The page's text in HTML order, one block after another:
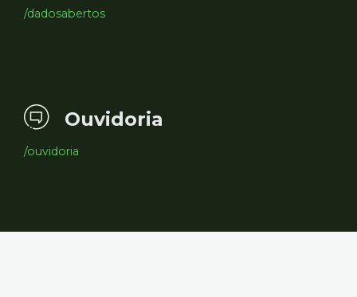
/dadosabertos
Ouvidoria
/ouvidoria